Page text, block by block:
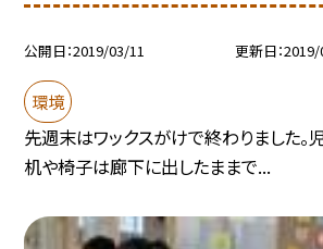
公開日 2019/03/11 更新日 2019/
環境
先週末はワックスがけで終わりました
机や椅子は廊下に出したままで...